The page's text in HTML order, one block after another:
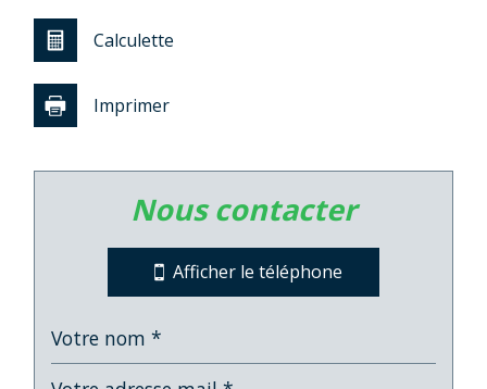
Lycée
statistiques
Nombre d'habitants 6 262
Calculette
Imprimer
nous contacter
Afficher le téléphone